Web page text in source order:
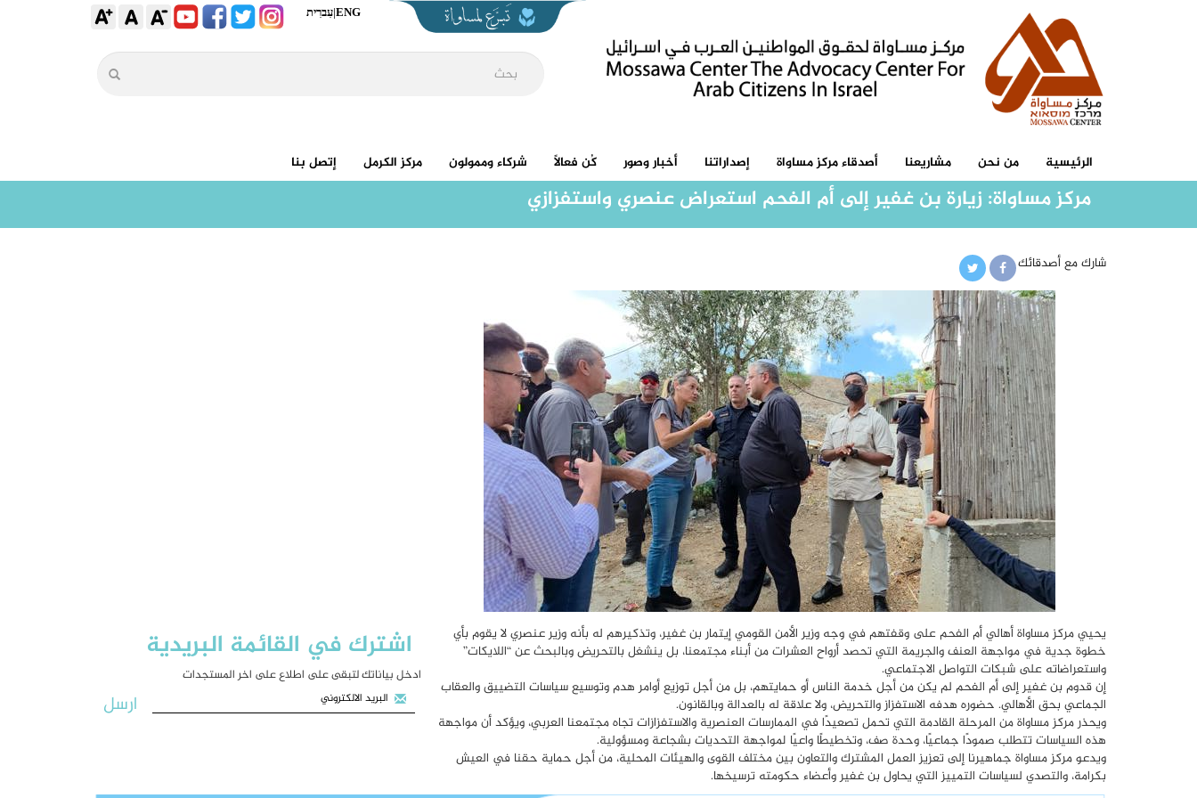
ENG
|עִברִית
الرئيسية من نحن مشاريعنا أصدقاء مركز مساواة إصداراتنا أخبار وصور كُن فعالاً شركاء وممولون مركز الكرمل إتصل بنا
مركز مساواة: زيارة بن غفير إلى أم الفحم استعراض عنصري واستفزازي
شارك مع أصدقائك
يحيي مركز مساواة أهالي أم الفحم على وقفتهم في وجه وزير الأمن القومي إيتمار بن غفير، وتذكيرهم له بأنه وزير عنصري لا يقوم بأي
خطوة جدية في مواجهة العنف والجريمة التي تحصد أرواح العشرات من أبناء مجتمعنا، بل ينشغل بالتحريض وبالبحث عن “اللايكات”
واستعراضاته على شبكات التواصل الاجتماعي.
إن قدوم بن غفير إلى أم الفحم لم يكن من أجل خدمة الناس أو حمايتهم، بل من أجل توزيع أوامر هدم وتوسيع سياسات التضييق والعقاب
الجماعي بحق الأهالي. حضوره هدفه الاستفزاز والتحريض، ولا علاقة له بالعدالة وبالقانون.
ويحذر مركز مساواة من المرحلة القادمة التي تحمل تصعيدًا في الممارسات العنصرية والاستفزازات تجاه مجتمعنا العربي، ويؤكد أن مواجهة
هذه السياسات تتطلب صمودًا جماعيًا، وحدة صف، وتخطيطًا واعيًا لمواجهة التحديات بشجاعة ومسؤولية.
ويدعو مركز مساواة جماهيرنا إلى تعزيز العمل المشترك والتعاون بين مختلف القوى والهيئات المحلية، من أجل حماية حقنا في العيش
بكرامة، والتصدي لسياسات التمييز التي يحاول بن غفير وأعضاء حكومته ترسيخها.
اشترك في القائمة البريدية
ادخل بياناتك لتبقى على اطلاع على اخر المستجدات
ارسل